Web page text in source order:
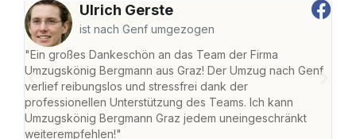
Ulrich Gerste
ist nach Genf umgezogen
"Ein großes Dankeschön an das Team der Firma
Umzugskönig Bergmann aus Graz! Der Umzug nach Genf
verlief reibungslos und stressfrei dank der
professionellen Unterstützung des Teams. Ich kann
Umzugskönig Bergmann Graz jedem uneingeschränkt
weiterempfehlen!"